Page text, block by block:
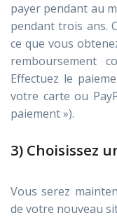
payer pendant au
pendant trois ans.
ce que vous
remboursement
Effectuez le
votre carte ou
paiement »).
3) Choisissez
Vous serez
de votre nouveau